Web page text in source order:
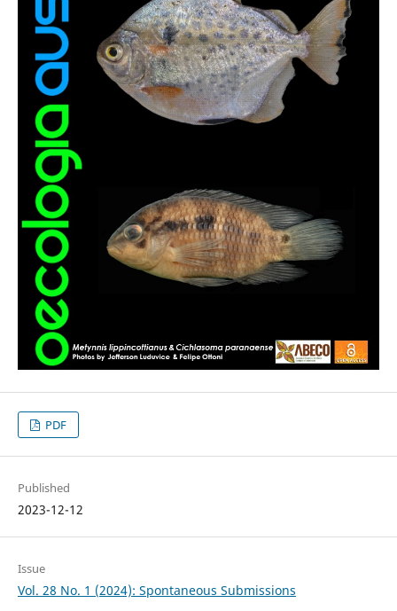
PDF
Published
2023-12-12
Issue
Vol. 28 No. 1 (2024): Spontaneous Submissions